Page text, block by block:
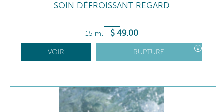
SOIN DÉFROISSANT REGARD
15 ml - $ 49.00
VOIR RUPTURE